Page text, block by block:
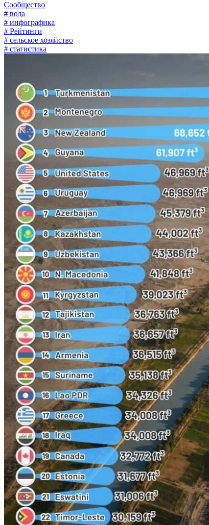
Сообщество
# вода
# инфографика
# Рейтинги
# сельское хозяйство
# статистика